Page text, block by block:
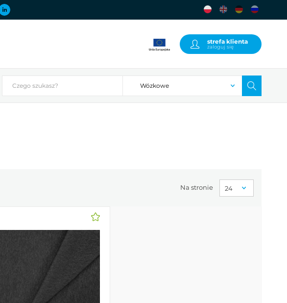
strefa klienta
zaloguj się
Na stronie